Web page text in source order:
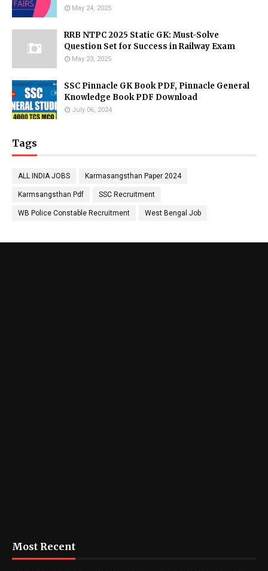
May 24, 2025
RRB NTPC 2025 Static GK: Must-Solve
Question Set for Success in Railway Exam
May 23, 2025
SSC Pinnacle GK Book PDF, Pinnacle General
Knowledge Book PDF Download
July 06, 2024
Tags
ALL INDIA JOBS Karmasangsthan Paper 2024
Karmsangsthan Pdf SSC Recruitment
WB Police Constable Recruitment West Bengal Job
Most Recent